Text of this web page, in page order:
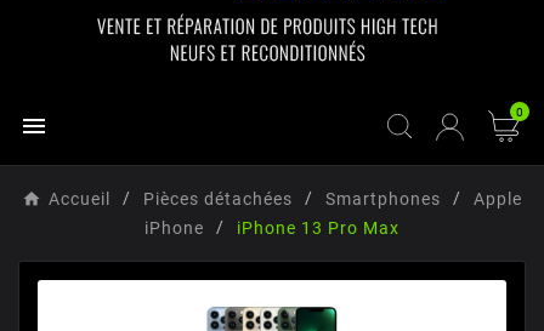
 0
Accueil Pièces détachées Smartphones
Apple
iPhone
iPhone 13 Pro Max